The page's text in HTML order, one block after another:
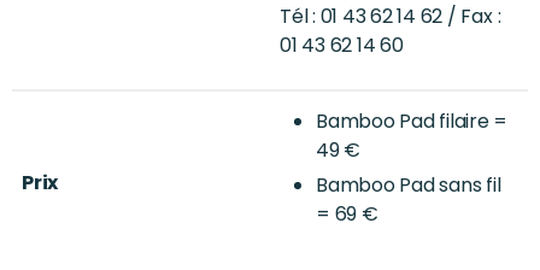
Tél : 01 43 62 14 62 / Fax :
01 43 62 14 60
Prix
Bamboo Pad filaire =
49 €
Bamboo Pad sans fil
= 69 €